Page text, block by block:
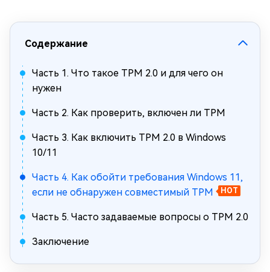
Содержание
Часть 1. Что такое TPM 2.0 и для чего он
нужен
Часть 2. Как проверить, включен ли TPM
Часть 3. Как включить TPM 2.0 в Windows
10/11
Часть 4. Как обойти требования Windows 11,
если не обнаружен совместимый TPM
HOT
Часть 5. Часто задаваемые вопросы о TPM 2.0
Заключение